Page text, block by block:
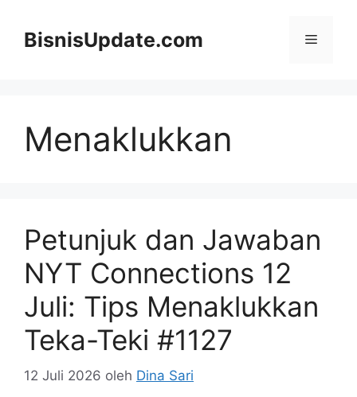
BisnisUpdate.com Menu
Menaklukkan
Petunjuk dan Jawaban
NYT Connections 12
Juli: Tips Menaklukkan
Teka-Teki #1127
12 Juli 2026 oleh Dina Sari